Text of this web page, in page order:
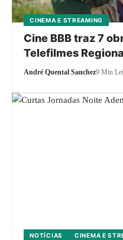
CINEMA E STREAMING
Cine BBB traz 7
Telefilmes
André Quental Sanchez9 Min
NOTÍCIAS CINEMA E